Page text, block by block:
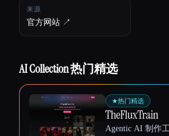
来源
官方网站 ↗︎
AI Collection 热门精选
★热门精选
TheFluxTrain
Agentic AI 制作